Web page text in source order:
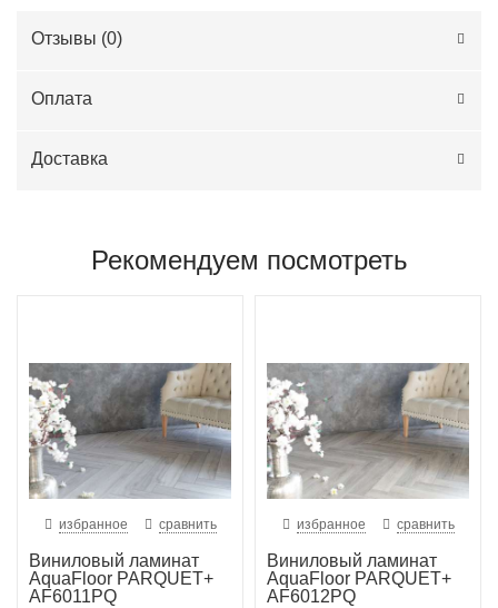
Отзывы (0)
Оплата
Доставка
Рекомендуем посмотреть
избранное сравнить
Виниловый ламинат
AquaFloor PARQUET+
AF6011PQ
избранное сравнить
Виниловый ламинат
AquaFloor PARQUET+
AF6012PQ